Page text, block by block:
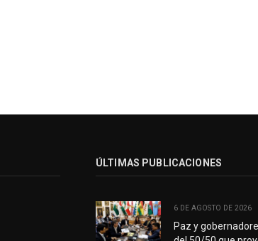
ÚLTIMAS PUBLICACIONES
6 DE AGOSTO DE 2026
Paz y